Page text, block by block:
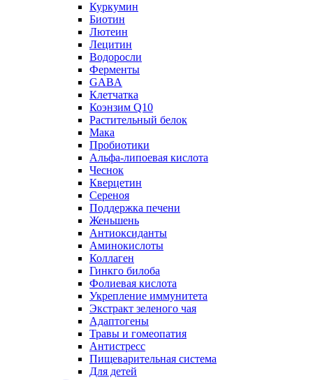
Куркумин
Биотин
Лютеин
Лецитин
Водоросли
Ферменты
GABA
Клетчатка
Коэнзим Q10
Растительный белок
Мака
Пробиотики
Альфа-липоевая кислота
Чеснок
Кверцетин
Сереноя
Поддержка печени
Женьшень
Антиоксиданты
Аминокислоты
Коллаген
Гинкго билоба
Фолиевая кислота
Укрепление иммунитета
Экстракт зеленого чая
Адаптогены
Травы и гомеопатия
Антистресс
Пищеварительная система
Для детей